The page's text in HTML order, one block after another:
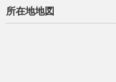
所在地地図